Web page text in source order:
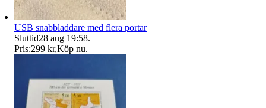
USB snabbladdare med flera portar
Sluttid28 aug 19:58.
Pris:299 kr,Köp nu.